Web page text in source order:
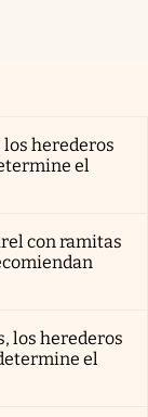
los herederos
el
con ramitas
los herederos
el